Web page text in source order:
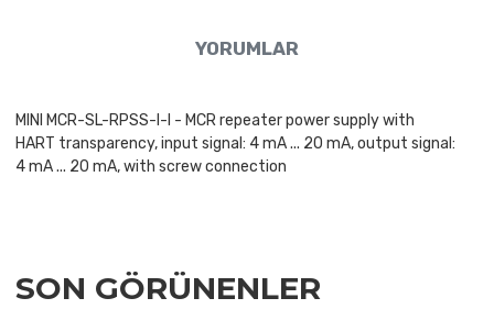
YORUMLAR
MINI MCR-SL-RPSS-I-I - MCR repeater power supply with
HART transparency, input signal: 4 mA ... 20 mA, output signal:
4 mA ... 20 mA, with screw connection
SON GÖRÜNENLER